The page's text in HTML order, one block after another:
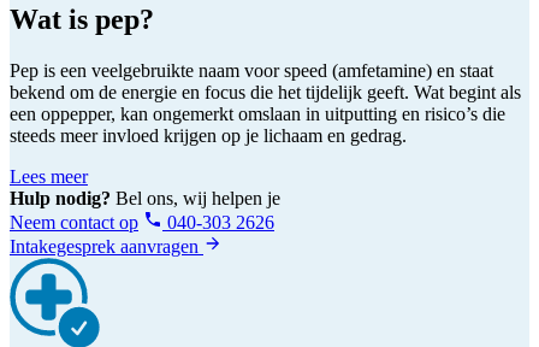
Wat is pep?
Pep is een veelgebruikte naam voor speed (amfetamine) en staat
bekend om de energie en focus die het tijdelijk geeft. Wat begint als
een oppepper, kan ongemerkt omslaan in uitputting en risico’s die
steeds meer invloed krijgen op je lichaam en gedrag.
Lees meer
Hulp nodig? Bel ons, wij helpen je
Neem contact op
040-303 2626
Intakegesprek aanvragen